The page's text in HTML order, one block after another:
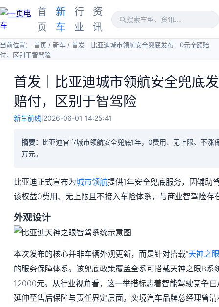
首
页
新
车
行
业
资
讯
当前位置： 首页 / 新车 / 首发｜比亚迪城市领航安全兜底发布：0元全额赔
付，区别于智驾险
首发｜比亚迪城市领航安全兜底
赔付，区别于智驾险
新车前线 2026-06-01 14:25:41
摘要：
比亚迪官宣城市领航安全兜底1年，0费用、无上限、不涨
万元。
比亚迪正式宣布为城市领航提供1年安全兜底服务，因辅助
该权益0费用、无上限且不接入车险体系，与商业智驾险存
外观设计
本次发布的核心并非车辆外观更新，而是针对搭载“天神之眼
的服务保障体系。该兜底政策覆盖全系可搭载天神之眼B系
12000元。从行业视角看，这一举措标志着智能驾驶竞争
延伸至售后保障与责任界定层面。奕境汽车品牌总经理曾